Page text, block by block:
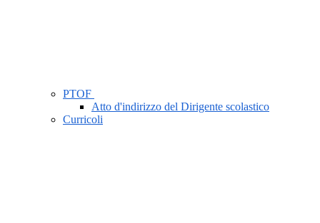
PTOF
Atto d'indirizzo del Dirigente scolastico
Curricoli